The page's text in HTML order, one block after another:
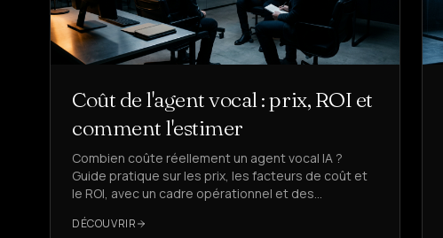
Coût de l'agent vocal : prix, ROI et
comment l'estimer
Combien coûte réellement un agent vocal IA ?
Guide pratique sur les prix, les facteurs de coût et
le ROI, avec un cadre opérationnel et des
rapides.
DÉCOUVRIR